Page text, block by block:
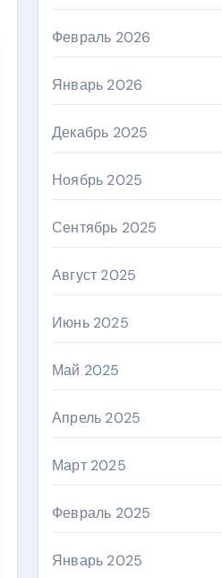
Февраль 2026
Январь 2026
Декабрь 2025
Ноябрь 2025
Сентябрь 2025
Август 2025
Июнь 2025
Май 2025
Апрель 2025
Март 2025
Февраль 2025
Январь 2025